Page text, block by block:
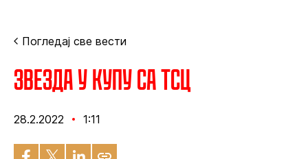
Погледај све вести
Звезда у купу са ТСЦ
28.2.2022 1:11